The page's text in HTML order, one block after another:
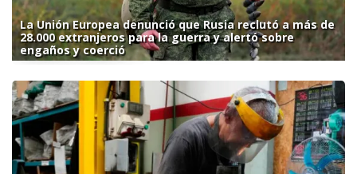
La Unión Europea denunció que Rusia reclutó a más de
28.000 extranjeros para la guerra y alertó sobre
engaños y coerció